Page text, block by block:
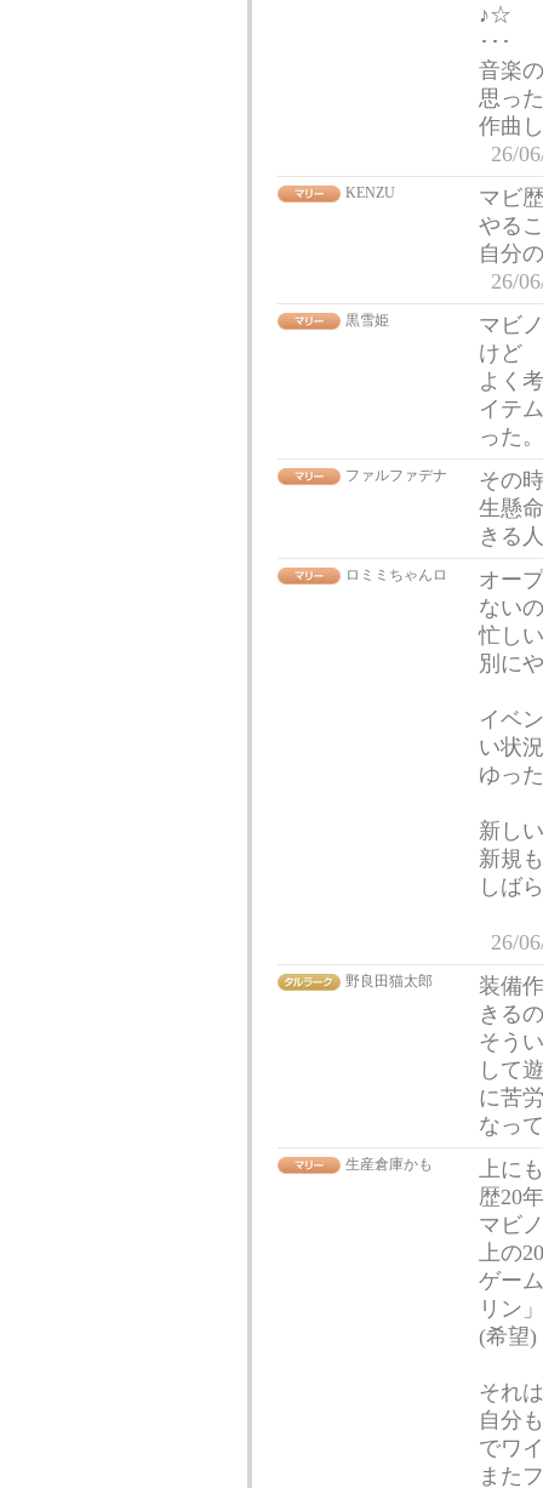
♪☆
･･･
音楽
思っ
作曲
26/
KENZU
マビ
やる
自分
26/
黒雪姫
マビ
けど
よく
イテ
った
ファルファデナ
その
生懸
きる
ロミミちゃんロ
オー
ない
忙し
別に
イベ
い状
ゆっ
新し
新規
しば
26/
野良田猫太郎
装備
きる
そう
して
に苦
なっ
生産倉庫かも
上に
歴20
マビ
上の
ゲー
リン
(希望)
それ
自分
でワ
また